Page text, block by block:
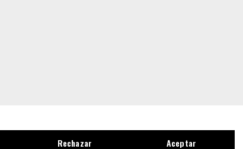
Rechazar Aceptar